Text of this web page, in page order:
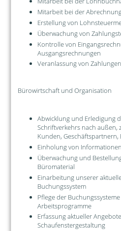
Mitarbeit bei der
Erstellung von
Überwachung von
Kontrolle von
Ausgangsrechnungen
Veranlassung von Zahlungen
Bürowirtschaft und Organisation
Abwicklung und Erledigung
Schriftverkehrs nach außen,
Kunden,
Einholung von
Überwachung und
Büromaterial
Einarbeitung unserer
Buchungssystem
Pflege der
Arbeitsprogramme
Erfassung aktueller
Schaufenstergestaltung